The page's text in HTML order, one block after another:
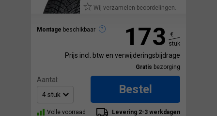
Wij verzamelen beoordelingen.
Montage beschikbaar 173
€
stuk
Prijs incl. btw en verwijderingsbijdrage
Gratis bezorging
Aantal:
Bestel
Volle voorraad Levering 2-3 werkdagen